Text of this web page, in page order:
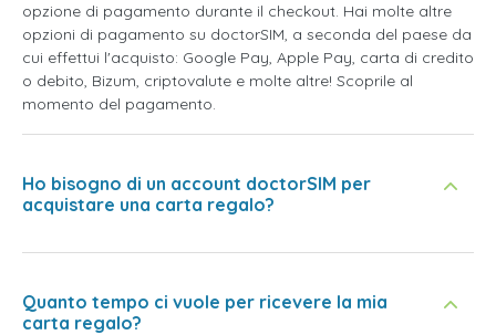
opzione di pagamento durante il checkout. Hai molte altre
opzioni di pagamento su doctorSIM, a seconda del paese da
cui effettui l'acquisto: Google Pay, Apple Pay, carta di credito
o debito, Bizum, criptovalute e molte altre! Scoprile al
momento del pagamento.
Ho bisogno di un account doctorSIM per
acquistare una carta regalo?
Quanto tempo ci vuole per ricevere la mia
carta regalo?